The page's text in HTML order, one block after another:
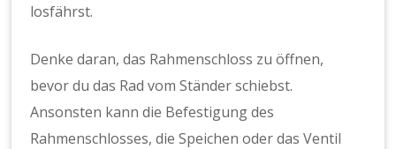
losfährst.
Denke daran, das Rahmenschloss zu öffnen,
bevor du das Rad vom Ständer schiebst.
Ansonsten kann die Befestigung des
Rahmenschlosses, die Speichen oder das Ventil